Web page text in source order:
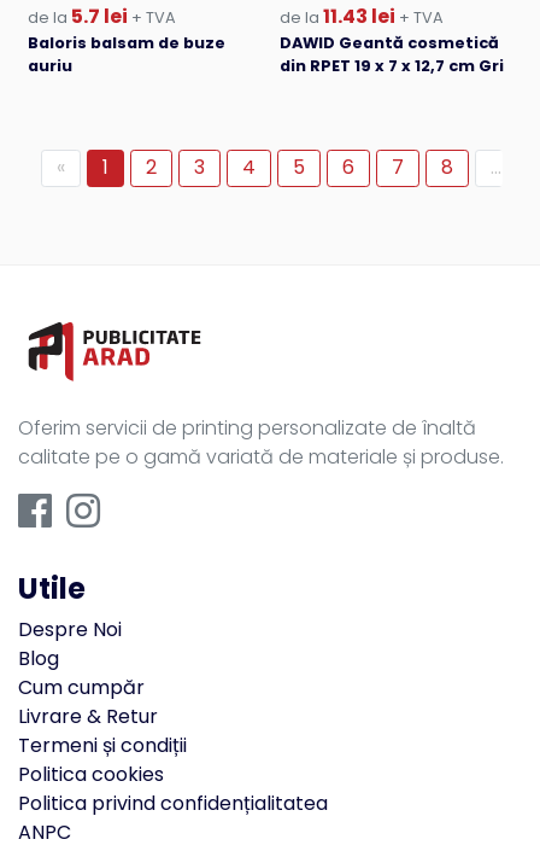
de la 5.7 lei + TVA
Baloris balsam de buze
auriu
de la 11.43 lei + TVA
DAWID Geantă cosmetică
din RPET 19 x 7 x 12,7 cm Gri
« 1 2 3 4 5 6 7 8 ...
Oferim servicii de printing personalizate de înaltă
calitate pe o gamă variată de materiale și produse.
Utile
Despre Noi
Blog
Cum cumpăr
Livrare & Retur
Termeni și condiții
Politica cookies
Politica privind confidențialitatea
ANPC